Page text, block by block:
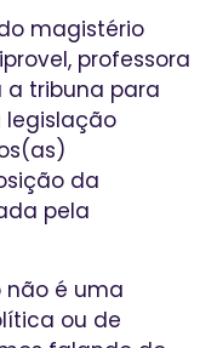
magistério
professora
a tribuna para
da
pela
não é uma
ou de